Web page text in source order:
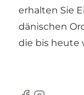
erhalten Sie
dänischen
die bis heute